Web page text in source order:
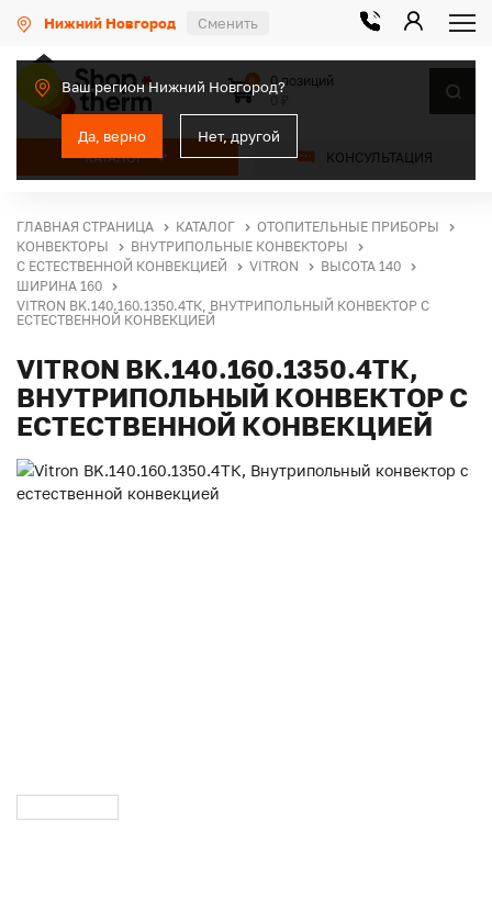
Нижний Новгород Сменить
Ваш регион Нижний Новгород?
Да, верно Нет, другой
КАТАЛОГ КОНСУЛЬТАЦИЯ
0
0 позиций
ГЛАВНАЯ СТРАНИЦА КАТАЛОГ
ОТОПИТЕЛЬНЫЕ ПРИБОРЫ
КОНВЕКТОРЫ
ВНУТРИПОЛЬНЫЕ КОНВЕКТОРЫ
С ЕСТЕСТВЕННОЙ КОНВЕКЦИЕЙ
VITRON
ВЫСОТА 140
ШИРИНА 160
VITRON BK.140.160.1350.4ТК, ВНУТРИПОЛЬНЫЙ КОНВЕКТОР С
ЕСТЕСТВЕННОЙ КОНВЕКЦИЕЙ
VITRON BK.140.160.1350.4ТК,
ВНУТРИПОЛЬНЫЙ КОНВЕКТОР С
ЕСТЕСТВЕННОЙ КОНВЕКЦИЕЙ